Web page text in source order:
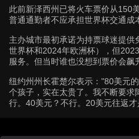
此前新泽西州已将火车票价从150
普通通勤者不应承担世界杯交通成
主办城市最初承诺为持票球迷提
世界杯和2024年欧洲杯），但
服务。但当时谁也没想到票价会飙
纽约州州长霍楚尔表示："80美元
个孩子，实在太贵了。我不断要求
行。40美元？不行。20美元往返